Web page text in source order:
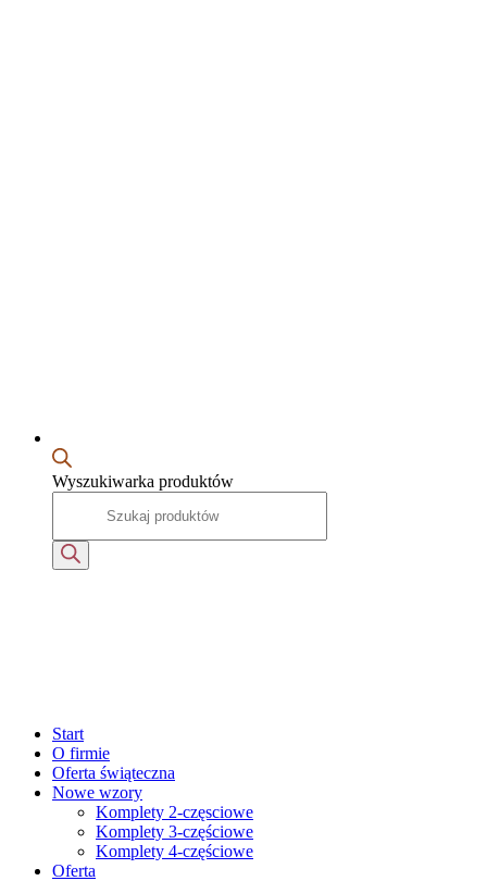
Wyszukiwarka produktów
Start
O firmie
Oferta świąteczna
Nowe wzory
Komplety 2-częsciowe
Komplety 3-częściowe
Komplety 4-częściowe
Oferta